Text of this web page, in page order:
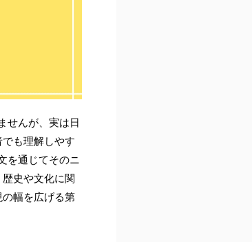
せんが、実は日
も理解しやす
を通じてそのニ
史や文化に関
幅を広げる第